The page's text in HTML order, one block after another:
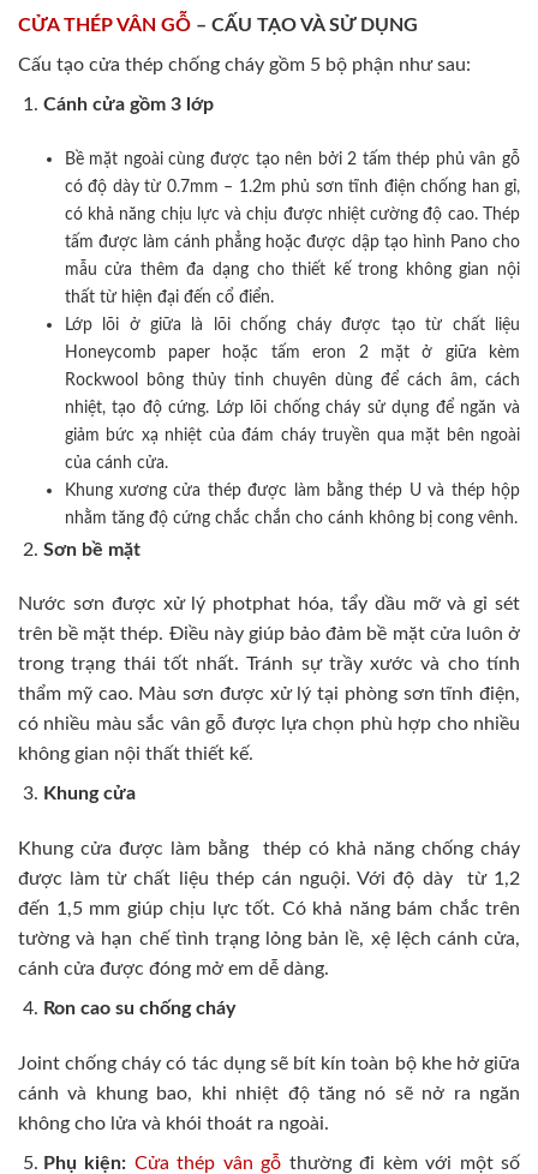
CỬA THÉP VÂN GỖ – CẤU TẠO VÀ SỬ DỤNG
Cấu tạo cửa thép chống cháy gồm 5 bộ phận như sau:
Cánh cửa gồm 3 lớp
Bề mặt ngoài cùng được tạo nên bởi 2 tấm thép phủ vân gỗ
có độ dày từ 0.7mm – 1.2m phủ sơn tĩnh điện chống han gỉ,
có khả năng chịu lực và chịu được nhiệt cường độ cao. Thép
tấm được làm cánh phẳng hoặc được dập tạo hình Pano cho
mẫu cửa thêm đa dạng cho thiết kế trong không gian nội
thất từ hiện đại đến cổ điển.
Lớp lõi ở giữa là lõi chống cháy được tạo từ chất liệu
Honeycomb paper hoặc tấm eron 2 mặt ở giữa kèm
Rockwool bông thủy tinh chuyên dùng để cách âm, cách
nhiệt, tạo độ cứng. Lớp lõi chống cháy sử dụng để ngăn và
giảm bức xạ nhiệt của đám cháy truyền qua mặt bên ngoài
của cánh cửa.
Khung xương cửa thép được làm bằng thép U và thép hộp
nhằm tăng độ cứng chắc chắn cho cánh không bị cong vênh.
Sơn bề mặt
Nước sơn được xử lý photphat hóa, tẩy dầu mỡ và gỉ sét
trên bề mặt thép. Điều này giúp bảo đảm bề mặt cửa luôn ở
trong trạng thái tốt nhất. Tránh sự trầy xước và cho tính
thẩm mỹ cao. Màu sơn được xử lý tại phòng sơn tĩnh điện,
có nhiều màu sắc vân gỗ được lựa chọn phù hợp cho nhiều
không gian nội thất thiết kế.
Khung cửa
Khung cửa được làm bằng thép có khả năng chống cháy
được làm từ chất liệu thép cán nguội. Với độ dày từ 1,2
đến 1,5 mm giúp chịu lực tốt. Có khả năng bám chắc trên
tường và hạn chế tình trạng lỏng bản lề, xệ lệch cánh cửa,
cánh cửa được đóng mở em dễ dàng.
Ron cao su chống cháy
Joint chống cháy có tác dụng sẽ bít kín toàn bộ khe hở giữa
cánh và khung bao, khi nhiệt độ tăng nó sẽ nở ra ngăn
không cho lửa và khói thoát ra ngoài.
Phụ kiện: Cửa thép vân gỗ thường đi kèm với một số